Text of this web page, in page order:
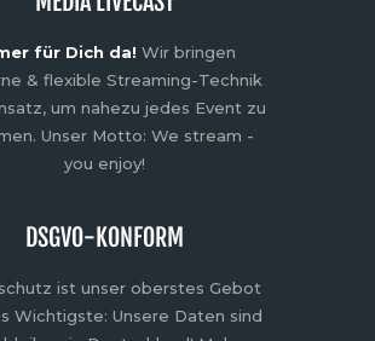
für Dich da! Wir bringen
& flexible Streaming-Technik
um nahezu jedes Event zu
Unser Motto: We stream -
you enjoy!
DSGVO-KONFORM
ist unser oberstes Gebot
Wichtigste: Unsere Daten sind